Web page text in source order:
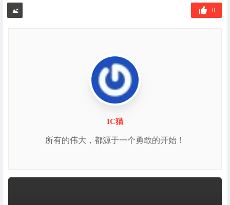
签
0
IC猫
所有的伟大，都源于一个勇敢的开始！